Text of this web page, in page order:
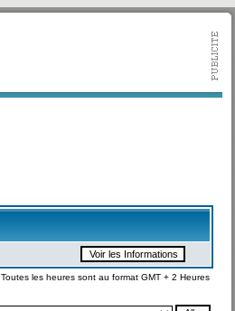
Toutes les heures sont au format GMT + 2 Heures